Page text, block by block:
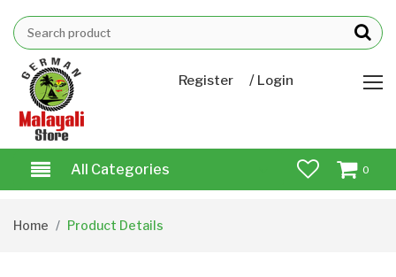
Register / Login
All Categories 0
Home Product Details